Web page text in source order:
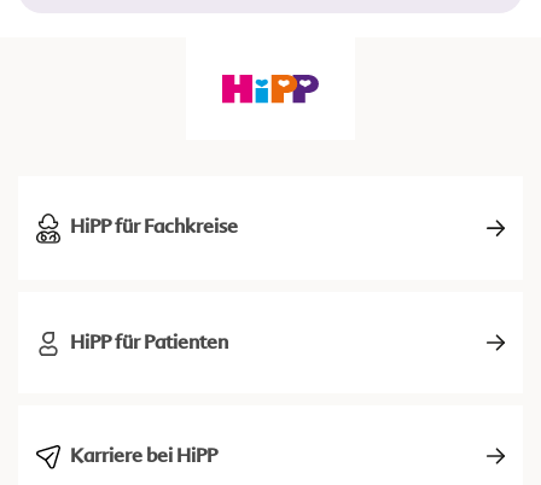
HiPP für Fachkreise
HiPP für Patienten
Karriere bei HiPP